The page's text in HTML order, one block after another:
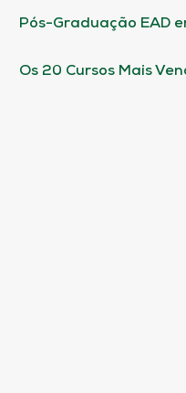
Pós-Graduação EAD
Os 20 Cursos Mais